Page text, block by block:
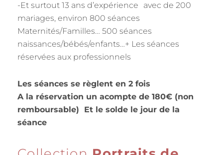
-Et surtout 13 ans d’expérience avec de 200
mariages, environ 800 séances
Maternités/Familles… 500 séances
naissances/bébés/enfants…+ Les séances
réservées aux professionnels
Les séances se règlent en 2 fois
A la réservation un acompte de 180€ (non
remboursable) Et le solde le jour de la
séance